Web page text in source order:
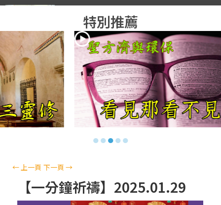
錢玲珠 老師
【信仰之旅】第十五集：「入門聖事」—錢
玲珠 老師
【信仰之旅】第十四集：「天主十誡(下)」
—金毓瑋 神父
【信仰之旅】第十三集：「天主十誡(上)」
—金毓瑋 神父
【信仰之旅】第十二集：「聖母、聖人」—
高樂祈 修女
特別推薦
●●●●●
← 上一頁 下一頁→
【一分鐘祈禱】2025.01.29